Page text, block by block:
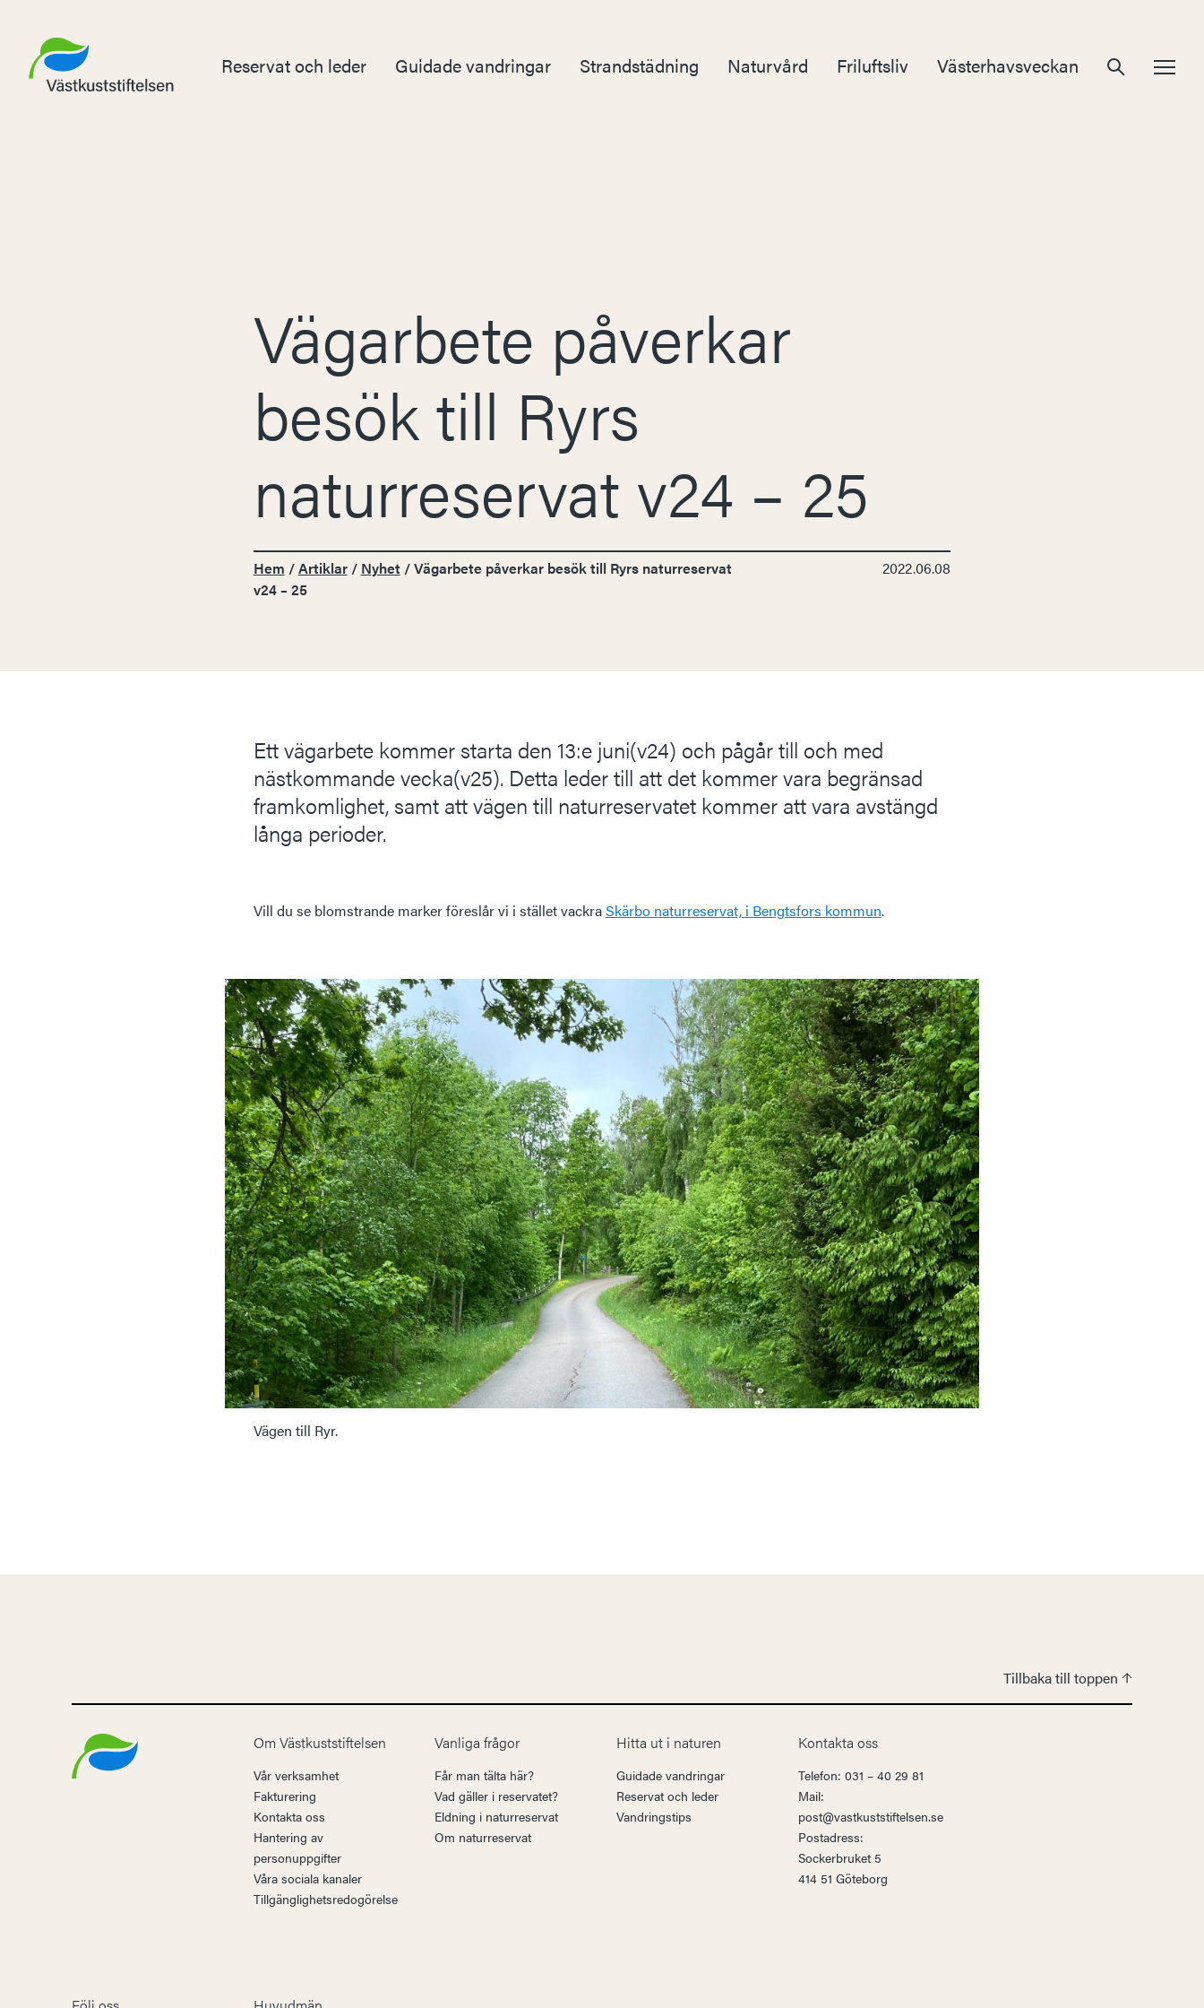
Reservat och leder Guidade vandringar Strandstädning Naturvård Friluftsliv Västerhavsveckan
Vägarbete påverkar
besök till Ryrs
naturreservat v24 – 25
Hem /Artiklar/ Nyhet/Vägarbete påverkar besök till Ryrs naturreservat
v24 – 25
2022.06.08
Ett vägarbete kommer starta den 13:e juni(v24) och pågår till och med
nästkommande vecka(v25). Detta leder till att det kommer vara begränsad
framkomlighet, samt att vägen till naturreservatet kommer att vara avstängd
långa perioder.
Vill du se blomstrande marker föreslår vi i stället vackraSkärbo naturreservat, i Bengtsfors kommun.
Vägen till Ryr.
Tillbaka till toppen
Om Västkuststiftelsen
Vår verksamhet
Fakturering
Kontakta oss
Hantering av
personuppgifter
Våra sociala kanaler
Tillgänglighetsredogörelse
Vanliga frågor
Får man tälta här?
Vad gäller i reservatet?
Eldning i naturreservat
Om naturreservat
Hitta ut i naturen
Guidade vandringar
Reservat och leder
Vandringstips
Kontakta oss
Telefon: 031 – 40 29 81
Mail:
post@vastkuststiftelsen.se
Postadress:
Sockerbruket 5
414 51 Göteborg